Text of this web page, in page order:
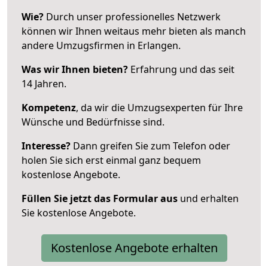
Wie? Durch unser professionelles Netzwerk
können wir Ihnen weitaus mehr bieten als manch
andere Umzugsfirmen in Erlangen.
Was wir Ihnen bieten? Erfahrung und das seit
14 Jahren.
Kompetenz, da wir die Umzugsexperten für Ihre
Wünsche und Bedürfnisse sind.
Interesse? Dann greifen Sie zum Telefon oder
holen Sie sich erst einmal ganz bequem
kostenlose Angebote.
Füllen Sie jetzt das Formular aus und erhalten
Sie kostenlose Angebote.
Kostenlose Angebote erhalten